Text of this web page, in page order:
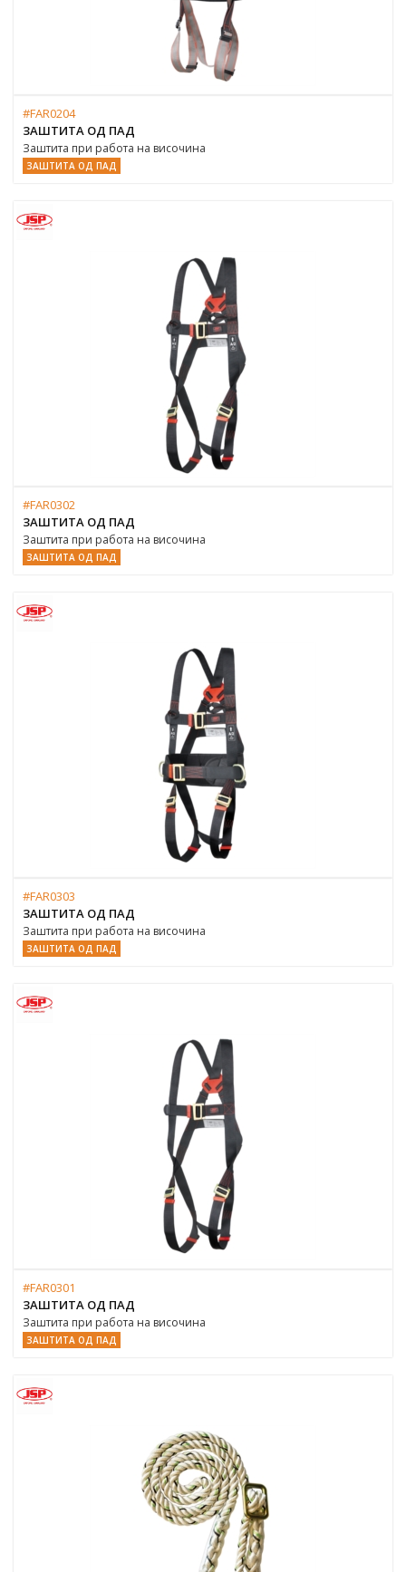
#FAR0204
ЗАШТИТА ОД ПАД
Заштита при работа на височина
ЗАШТИТА ОД ПАД
#FAR0302
ЗАШТИТА ОД ПАД
Заштита при работа на височина
ЗАШТИТА ОД ПАД
#FAR0303
ЗАШТИТА ОД ПАД
Заштита при работа на височина
ЗАШТИТА ОД ПАД
#FAR0301
ЗАШТИТА ОД ПАД
Заштита при работа на височина
ЗАШТИТА ОД ПАД